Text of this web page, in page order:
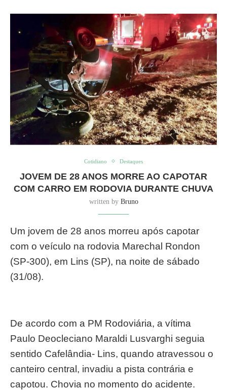
Cotidiano Destaques
JOVEM DE 28 ANOS MORRE AO CAPOTAR
COM CARRO EM RODOVIA DURANTE CHUVA
written by Bruno
Um jovem de 28 anos morreu após capotar
com o veículo na rodovia Marechal Rondon
(SP-300), em Lins (SP), na noite de sábado
(31/08).
De acordo com a PM Rodoviária, a vítima
Paulo Deocleciano Maraldi Lusvarghi seguia
sentido Cafelândia- Lins, quando atravessou o
canteiro central, invadiu a pista contrária e
capotou. Chovia no momento do acidente.